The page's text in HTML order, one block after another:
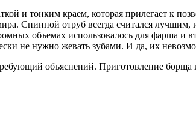
и тонким краем, которая прилегает к
Спинной отруб всегда считался
объемах использовалось для фарша и
не нужно жевать зубами. И да, их
объяснений. Приготовление борща